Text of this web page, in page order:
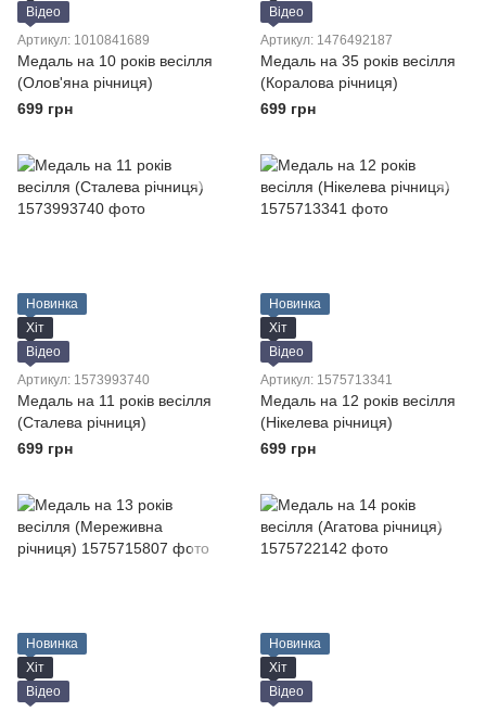
Відео
Артикул: 1010841689
Медаль на 10 років весілля
(Олов'яна річниця)
699 грн
Відео
Артикул: 1476492187
Медаль на 35 років весілля
(Коралова річниця)
699 грн
Новинка
Хіт
Відео
Артикул: 1573993740
Медаль на 11 років весілля
(Сталева річниця)
699 грн
Новинка
Хіт
Відео
Артикул: 1575713341
Медаль на 12 років весілля
(Нікелева річниця)
699 грн
Новинка
Хіт
Відео
Новинка
Хіт
Відео